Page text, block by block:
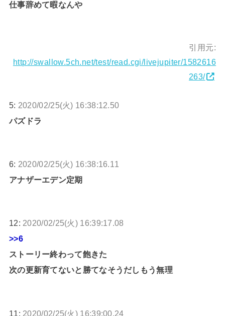
仕事辞めて暇なんや
引用元:
http://swallow.5ch.net/test/read.cgi/livejupiter/1582616
263/
5: 2020/02/25(火) 16:38:12.50
パズドラ
6: 2020/02/25(火) 16:38:16.11
アナザーエデン定期
12: 2020/02/25(火) 16:39:17.08
>>6
ストーリー終わって飽きた
次の更新育てないと勝てなそうだしもう無理
11: 2020/02/25(火) 16:39:00.24